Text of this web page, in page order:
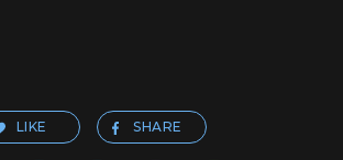
LIKE SHARE